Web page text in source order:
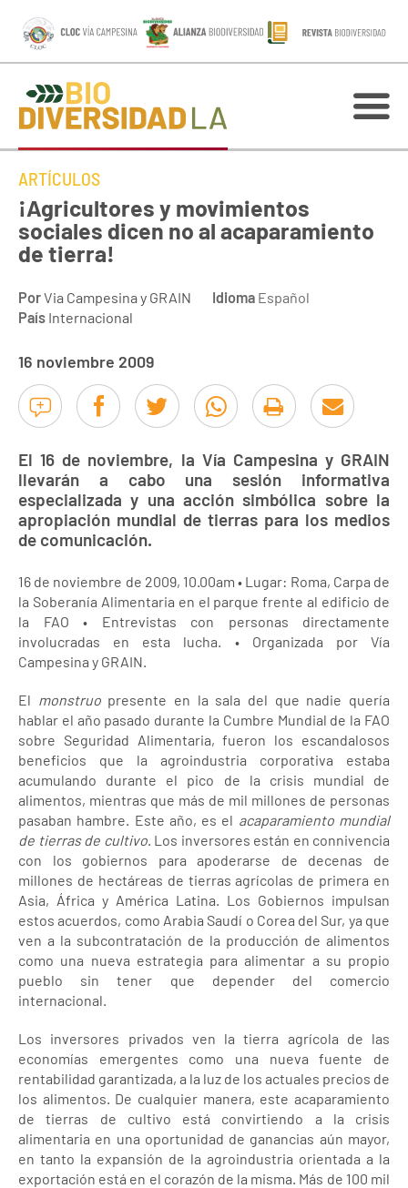
ARTÍCULOS
¡Agricultores y movimientos
sociales dicen no al acaparamiento
de tierra!
PorVia Campesina y GRAIN Idioma Español
País Internacional
16 noviembre 2009
El 16 de noviembre, la Vía Campesina y GRAIN
llevarán a cabo una sesión informativa
especializada y una acción simbólica sobre la
apropiación mundial de tierras para los medios
de comunicación.
16 de noviembre de 2009, 10.00am • Lugar: Roma, Carpa de
la Soberanía Alimentaria en el parque frente al edificio de
la FAO • Entrevistas con personas directamente
involucradas en esta lucha. • Organizada por Vía
Campesina y GRAIN.
El monstruopresente en la sala del que nadie quería
hablar el año pasado durante la Cumbre Mundial de la FAO
sobre Seguridad Alimentaria, fueron los escandalosos
beneficios que la agroindustria corporativa estaba
acumulando durante el pico de la crisis mundial de
alimentos, mientras que más de mil millones de personas
pasaban hambre. Este año, es el acaparamiento mundial
de tierras de cultivo. Los inversores están en connivencia
con los gobiernos para apoderarse de decenas de
millones de hectáreas de tierras agrícolas de primera en
Asia, África y América Latina. Los Gobiernos impulsan
estos acuerdos, como Arabia Saudí o Corea del Sur, ya que
ven a la subcontratación de la producción de alimentos
como una nueva estrategia para alimentar a su propio
pueblo sin tener que depender del comercio
internacional.
Los inversores privados ven la tierra agrícola de las
economías emergentes como una nueva fuente de
rentabilidad garantizada, a la luz de los actuales precios de
los alimentos. De cualquier manera, este acaparamiento
de tierras de cultivo está convirtiendo a la crisis
alimentaria en una oportunidad de ganancias aún mayor,
en tanto la expansión de la agroindustria orientada a la
exportación está en el corazón de la misma. Más de 100 mil